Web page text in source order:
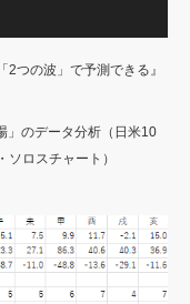
2つの波」で予測できる』
」のデータ分析（日米10
ロスチャート）